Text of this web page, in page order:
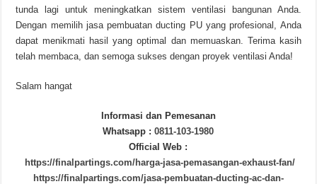
tunda lagi untuk meningkatkan sistem ventilasi bangunan Anda.
Dengan memilih jasa pembuatan ducting PU yang profesional, Anda
dapat menikmati hasil yang optimal dan memuaskan. Terima kasih
telah membaca, dan semoga sukses dengan proyek ventilasi Anda!
Salam hangat
Informasi dan Pemesanan
Whatsapp : 0811-103-1980
Official Web :
https://finalpartings.com/harga-jasa-pemasangan-exhaust-fan/
https://finalpartings.com/jasa-pembuatan-ducting-ac-dan-